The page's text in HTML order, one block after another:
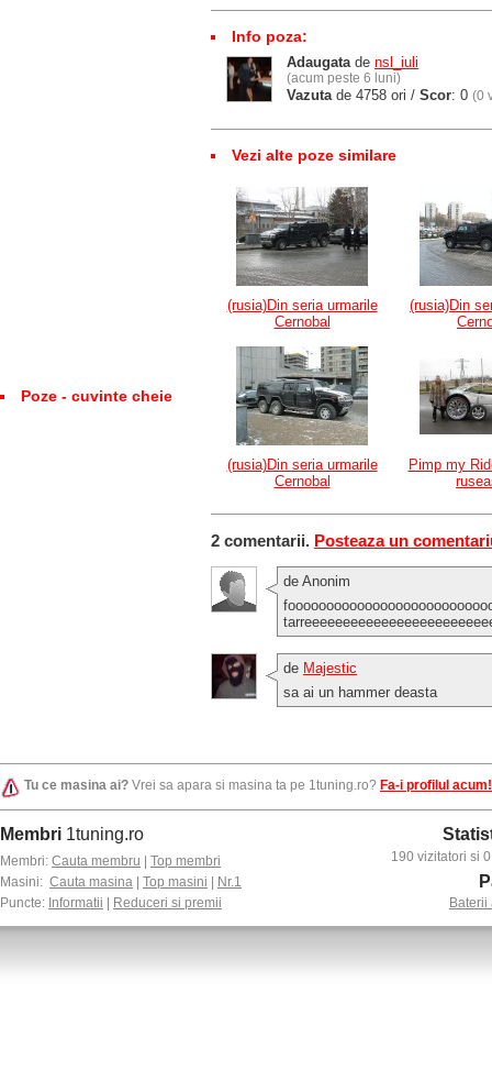
Poze - cuvinte cheie
Info poza:
Adaugatade nsl_iuli
(acum peste 6 luni)
Vazutade 4758 ori / Scor: 0 (0
Vezi alte poze similare
(rusia)Din seria urmarile
Cernobal
(rusia)Din
(rusia)Din seria urmarile
Cernobal
Pimp my
2 comentarii. Posteaza un
de Anonim
de Majestic
sa ai un hammer deasta
Tu ce masina ai? Vrei sa apara si masina ta pe 1tuning.ro? Fa-i profilul acum!
Membri 1tuning.ro
Membri: Cauta membru
Top membri
Masini: Cauta masina Top masini
Nr.1
Puncte: Informatii Reduceri si premii
190 vizitatori si